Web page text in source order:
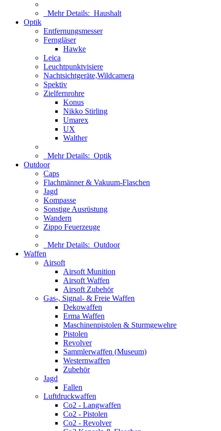
Mehr Details: Haushalt
Optik
Entfernungsmesser
Ferngläser
Hawke
Leica
Leuchtpunktvisiere
Nachtsichtgeräte,Wildcamera
Spektiv
Zielfernrohre
Konus
Nikko Stirling
Umarex
UX
Walther
Mehr Details: Optik
Outdoor
Caps
Flachmänner & Vakuum-Flaschen
Jagd
Kompasse
Sonstige Ausrüstung
Wandern
Zippo Feuerzeuge
Mehr Details: Outdoor
Waffen
Airsoft
Airsoft Munition
Airsoft Waffen
Airsoft Zubehör
Gas-, Signal- & Freie Waffen
Dekowaffen
Erma Waffen
Maschinenpistolen & Sturmgewehre
Pistolen
Revolver
Sammlerwaffen (Museum)
Westernwaffen
Zubehör
Jagd
Fallen
Luftdruckwaffen
Co2 - Langwaffen
Co2 - Pistolen
Co2 - Revolver